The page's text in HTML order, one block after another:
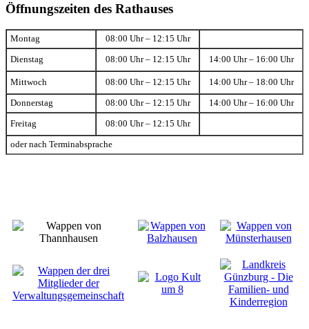
Öffnungszeiten des Rathauses
Montag 08:00 Uhr – 12:15 Uhr
Dienstag 08:00 Uhr – 12:15 Uhr 14:00 Uhr – 16:00 Uhr
Mittwoch 08:00 Uhr – 12:15 Uhr 14:00 Uhr – 18:00 Uhr
Donnerstag 08:00 Uhr – 12:15 Uhr 14:00 Uhr – 16:00 Uhr
Freitag 08:00 Uhr – 12:15 Uhr
oder nach Terminabsprache